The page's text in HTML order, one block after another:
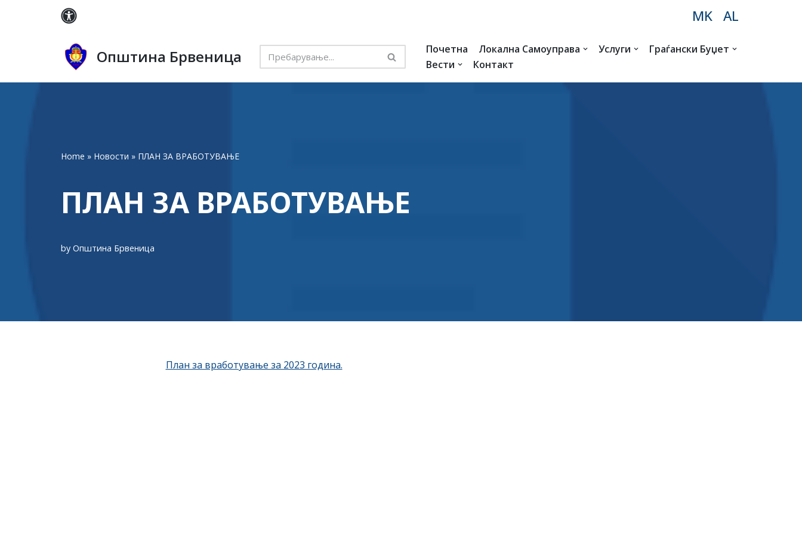
MK AL
Општина Брвеница Почетна Локална Самоуправа Услуги
Граѓански Буџет
Вести
Контакт
Home » Новости » ПЛАН ЗА ВРАБОТУВАЊЕ
ПЛАН ЗА ВРАБОТУВАЊЕ
by Општина Брвеница
План за вработување за 2023 година.